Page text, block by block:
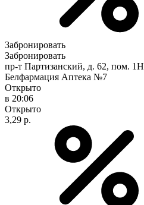
Забронировать
Забронировать
пр-т Партизанский, д. 62, пом. 1Н
Белфармация Аптека №7
Открыто
в 20:06
Открыто
3,29 р.